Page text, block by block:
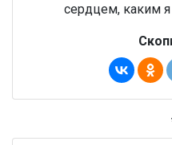
сердцем, каким